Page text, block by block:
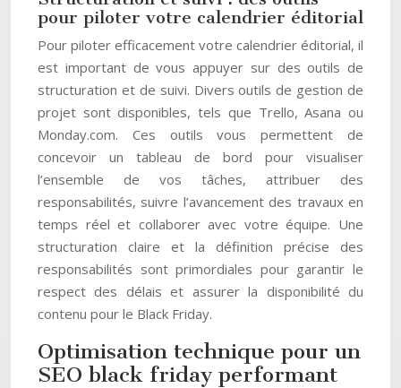
pour piloter votre calendrier éditorial
Pour piloter efficacement votre calendrier éditorial, il
est important de vous appuyer sur des outils de
structuration et de suivi. Divers outils de gestion de
projet sont disponibles, tels que Trello, Asana ou
Monday.com. Ces outils vous permettent de
concevoir un tableau de bord pour visualiser
l’ensemble de vos tâches, attribuer des
responsabilités, suivre l’avancement des travaux en
temps réel et collaborer avec votre équipe. Une
structuration claire et la définition précise des
responsabilités sont primordiales pour garantir le
respect des délais et assurer la disponibilité du
contenu pour le Black Friday.
Optimisation technique pour un
SEO black friday performant